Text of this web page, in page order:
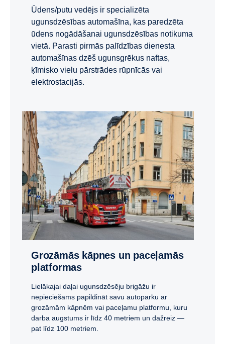
Ūdens/putu vedējs ir specializēta
ugunsdzēsības automašīna, kas paredzēta
ūdens nogādāšanai ugunsdzēsības notikuma
vietā. Parasti pirmās palīdzības dienesta
automašīnas dzēš ugunsgrēkus naftas,
ķīmisko vielu pārstrādes rūpnīcās vai
elektrostacijās.
Grozāmās kāpnes un paceļamās
platformas
Lielākajai daļai ugunsdzēsēju brigāžu ir
nepieciešams papildināt savu autoparku ar
grozāmām kāpnēm vai paceļamu platformu, kuru
darba augstums ir līdz 40 metriem un dažreiz —
pat līdz 100 metriem.